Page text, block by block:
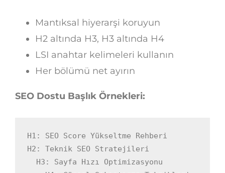
Mantıksal hiyerarşi koruyun
H2 altında H3, H3 altında H4
LSI anahtar kelimeleri kullanın
Her bölümü net ayırın
SEO Dostu Başlık Örnekleri:
H1: SEO Score Yükseltme Rehberi
H2: Teknik SEO Stratejileri
  H3: Sayfa Hızı Optimizasyonu